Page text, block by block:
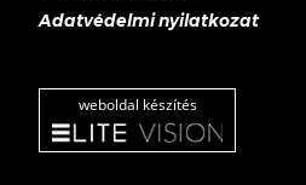
Adatvédelmi nyilatkozat
weboldal készítés